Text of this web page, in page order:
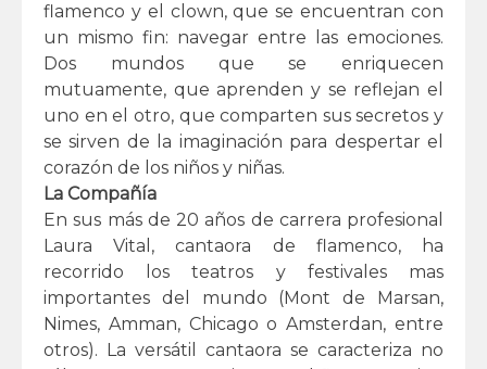
flamenco y el clown, que se encuentran con
un mismo fin: navegar entre las emociones.
Dos mundos que se enriquecen
mutuamente, que aprenden y se reflejan el
uno en el otro, que comparten sus secretos y
se sirven de la imaginación para despertar el
corazón de los niños y niñas.
La Compañía
En sus más de 20 años de carrera profesional
Laura Vital, cantaora de flamenco, ha
recorrido los teatros y festivales mas
importantes del mundo (Mont de Marsan,
Nimes, Amman, Chicago o Amsterdan, entre
otros). La versátil cantaora se caracteriza no